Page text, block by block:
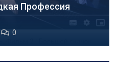
Профессия
0